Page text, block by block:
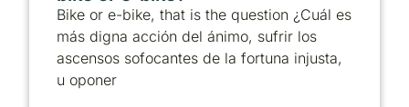
Bike or e-bike, that is the question ¿Cuál es
más digna acción del ánimo, sufrir los
ascensos sofocantes de la fortuna injusta,
u oponer